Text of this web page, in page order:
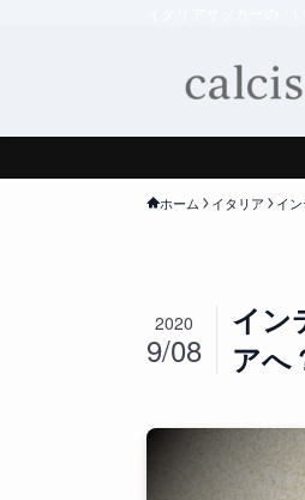
ホーム イタリア イ
イン
アへ
2020
9/08